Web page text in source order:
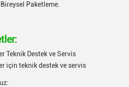
Paketleme.
Teknik Destek ve Servis
için teknik destek ve servis